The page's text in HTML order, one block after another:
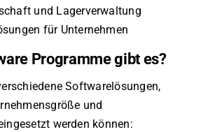
und Lagerverwaltung
für Unternehmen
Programme gibt es?
Softwarelösungen,
und
werden können: